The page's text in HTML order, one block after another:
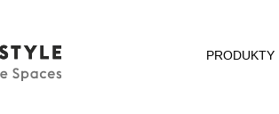
PRODUKTY